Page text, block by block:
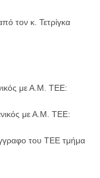
τον κ. Τετρίγκα
με Α.Μ. ΤΕΕ:
με Α.Μ. ΤΕΕ:
του ΤΕΕ τμήμα